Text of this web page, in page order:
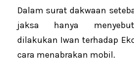
Dalam surat dakwaan
jaksa hanya
dilakukan Iwan terhadap
cara menabrakan mobil.